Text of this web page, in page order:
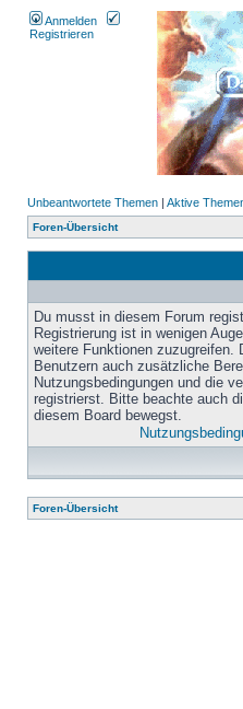
Anmelden
Registrieren
Unbeantwortete Themen | Aktive
Foren-Übersicht
Du musst in diesem Forum
Registrierung ist in wenigen
weitere Funktionen zuzugreifen.
Benutzern auch zusätzliche
Nutzungsbedingungen und die
registrierst. Bitte beachte auch
diesem Board bewegst.
Foren-Übersicht